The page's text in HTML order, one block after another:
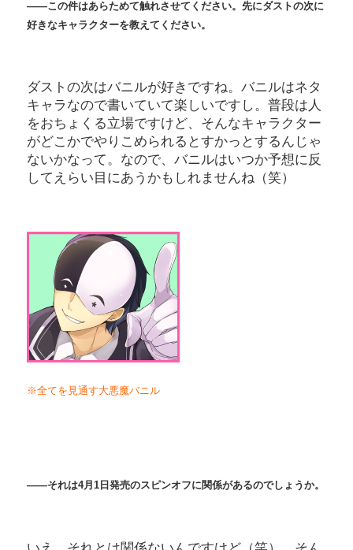
――この件はあらためて触れさせてください。先にダストの次に
好きなキャラクターを教えてください。
ダストの次はバニルが好きですね。バニルはネタ
キャラなので書いていて楽しいですし。普段は人
をおちょくる立場ですけど、そんなキャラクター
がどこかでやりこめられるとすかっとするんじゃ
ないかなって。なので、バニルはいつか予想に反
してえらい目にあうかもしれませんね（笑）
※全てを見通す大悪魔バニル
――それは4月1 日発売のスピンオフに関係があるのでしょうか。